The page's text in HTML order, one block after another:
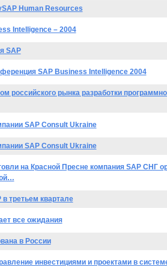
Human Resources
Intelligence – 2004
SAP
SAP Business Intelligence 2004
российского рынка разработки
SAP Consult Ukraine
SAP Consult Ukraine
на Красной Пресне компания SAP СНГ
третьем квартале
все ожидания
в России
инвестициями и проектами в